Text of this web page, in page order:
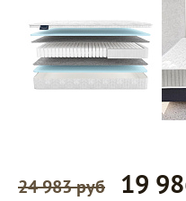
24 983 руб 19